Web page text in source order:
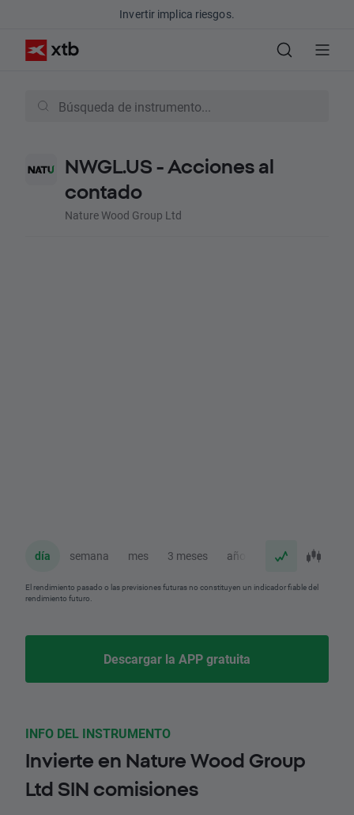
Invertir implica riesgos.
NWGL.US - Acciones al
contado
Nature Wood Group Ltd
día semana mes 3 meses año
El rendimiento pasado o las previsiones futuras no constituyen un indicador fiable del
rendimiento futuro.
Descargar la APP gratuita
INFO DEL INSTRUMENTO
Invierte en Nature Wood Group
Ltd SIN comisiones